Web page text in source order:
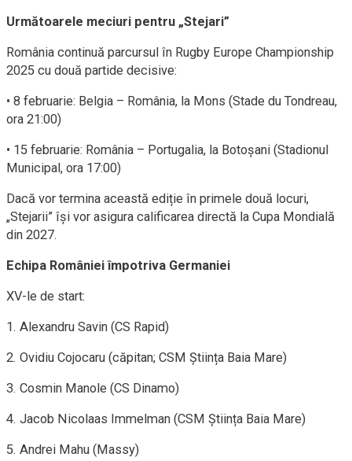
Următoarele meciuri pentru „Stejari”
România continuă parcursul în Rugby Europe Championship
2025 cu două partide decisive:
• 8 februarie: Belgia – România, la Mons (Stade du Tondreau,
ora 21:00)
• 15 februarie: România – Portugalia, la Botoșani (Stadionul
Municipal, ora 17:00)
Dacă vor termina această ediție în primele două locuri,
„Stejarii” își vor asigura calificarea directă la Cupa Mondială
din 2027.
Echipa României împotriva Germaniei
XV-le de start:
1. Alexandru Savin (CS Rapid)
2. Ovidiu Cojocaru (căpitan; CSM Știința Baia Mare)
3. Cosmin Manole (CS Dinamo)
4. Jacob Nicolaas Immelman (CSM Știința Baia Mare)
5. Andrei Mahu (Massy)